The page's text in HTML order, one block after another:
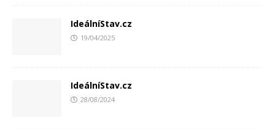
IdeálníStav.cz
19/04/2025
IdeálníStav.cz
28/08/2024